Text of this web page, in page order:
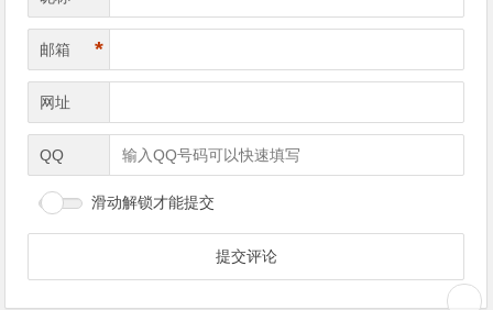
邮箱 *
网址
QQ
滑动解锁才能提交